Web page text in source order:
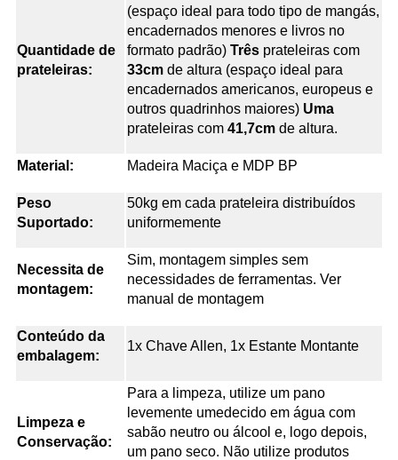
Quantidade de
prateleiras:
(espaço ideal para todo tipo de mangás,
encadernados menores e livros no
formato padrão) Três prateleiras com
33cm de altura (espaço ideal para
encadernados americanos, europeus e
outros quadrinhos maiores) Uma
prateleiras com 41,7cm de altura.
Material: Madeira Maciça e MDP BP
Peso
Suportado:
50kg em cada prateleira distribuídos
uniformemente
Necessita de
montagem:
Sim, montagem simples sem
necessidades de ferramentas. Ver
manual de montagem
Conteúdo da
embalagem:
1x Chave Allen, 1x Estante Montante
Limpeza e
Conservação:
Para a limpeza, utilize um pano
levemente umedecido em água com
sabão neutro ou álcool e, logo depois,
um pano seco. Não utilize produtos